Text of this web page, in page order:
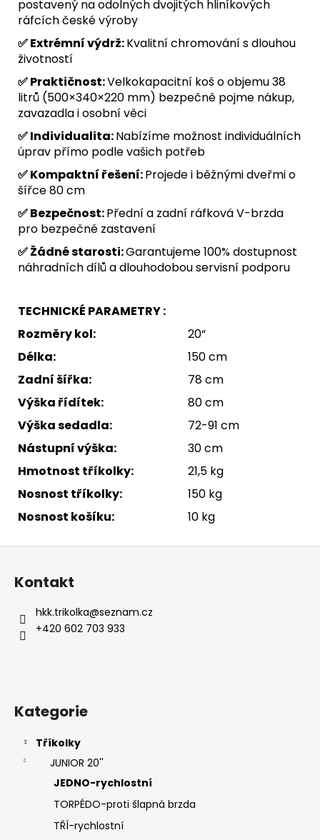
postavený na odolných dvojitých hliníkových
ráfcích české výroby
✅ Extrémní výdrž:Kvalitní chromování s dlouhou
životností
✅ Praktičnost:Velkokapacitní koš o objemu 38
litrů (500×340×220 mm) bezpečně pojme nákup,
zavazadla i osobní věci
✅ Individualita:Nabízíme možnost individuálních
úprav přímo podle vašich potřeb
✅ Kompaktní řešení:Projede i běžnými dveřmi o
šířce 80 cm
✅ Bezpečnost:Přední a zadní ráfková V-brzda
pro bezpečné zastavení
✅ Žádné starosti:Garantujeme 100% dostupnost
náhradních dílů a dlouhodobou servisní podporu
TECHNICKÉ PARAMETRY :
Rozměry kol:
20“
Délka:
150 cm
Zadní šířka:
78 cm
Výška řídítek:
80 cm
Výška sedadla:
72-91 cm
Nástupní výška:
30 cm
Hmotnost tříkolky:
21,5 kg
Nosnost tříkolky:
150 kg
Nosnost košíku:
10 kg
Z
Kontakt
hkk.trikolka@seznam.cz
+420 602 703 933
Kategorie
Tříkolky
JUNIOR 20''
JEDNO-rychlostní
TORPÉDO-proti šlapná brzda
TŘÍ-rychlostní